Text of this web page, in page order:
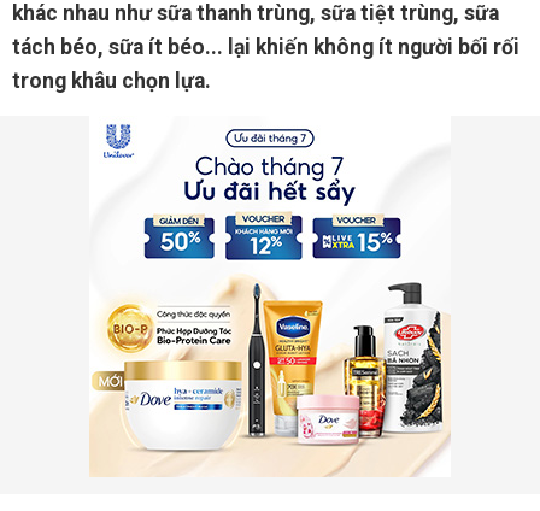
khác nhau như sữa thanh trùng, sữa tiệt trùng, sữa
tách béo, sữa ít béo... lại khiến không ít người bối rối
trong khâu chọn lựa.